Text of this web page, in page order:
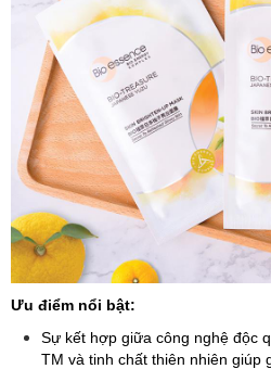
Ưu điểm nổi bật:
Sự kết hợp giữa công nghệ độc
TM và tinh chất thiên nhiên giúp